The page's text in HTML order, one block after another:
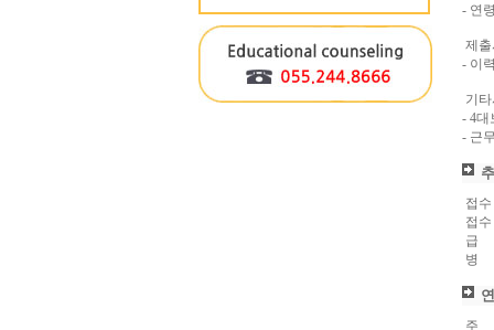
- 연
 제
- 이
 기
- 4대
- 근
 접
 접


 주